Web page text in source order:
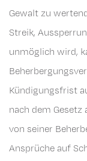
Gewalt zu
Streik,
unmöglich wird,
Kündigungsfrist
nach dem Gesetz
von seiner
Ansprüche auf